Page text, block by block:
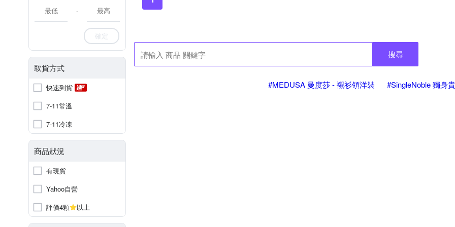
-
確定
取貨方式
快速到貨
7-11常溫
7-11冷凍
商品狀況
有現貨
Yahoo自營
評價4顆
以上
搜尋
#MEDUSA 曼度莎 - 襯衫領洋裝 #SingleNoble 獨身